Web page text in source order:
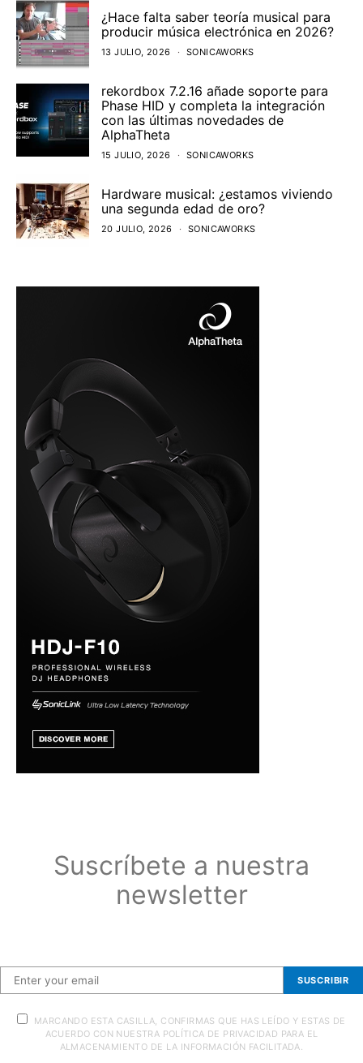
¿Hace falta saber teoría musical para
producir música electrónica en 2026?
13 JULIO, 2026 SONICAWORKS
rekordbox 7.2.16 añade soporte para
Phase HID y completa la integración
con las últimas novedades de
AlphaTheta
15 JULIO, 2026 SONICAWORKS
Hardware musical: ¿estamos viviendo
una segunda edad de oro?
20 JULIO, 2026 SONICAWORKS
Suscríbete a nuestra
newsletter
SUSCRIBIR
MARCANDO ESTA CASILLA, CONFIRMAS QUE HAS LEÍDO Y ESTAS DE
ACUERDO CON NUESTRA POLÍTICA DE PRIVACIDAD PARA EL
ALMACENAMIENTO DE LA INFORMACIÓN FACILITADA.